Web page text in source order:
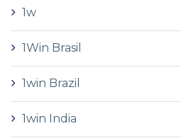
1w
1Win Brasil
1win Brazil
1win India